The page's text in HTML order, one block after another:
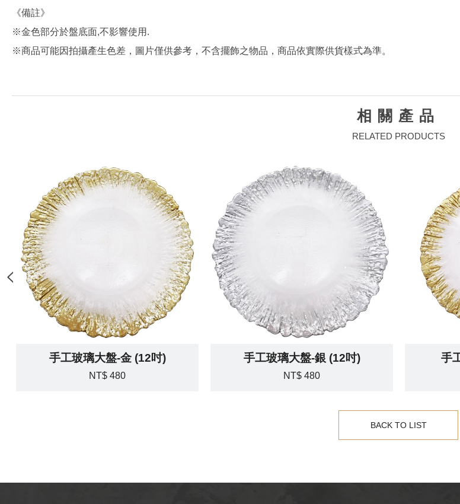
《備註》
※金色部分於盤底面,不影響使用.
※商品可能因拍攝產生色差，圖片僅供參考，不含擺飾之物品，商品依實際供貨樣式為準。
相關產品
RELATED PRODUCTS
手工玻璃大盤-金 (12吋)
NT$ 480
手工玻璃大盤-銀 (12吋)
NT$ 480
手
BACK TO LIST